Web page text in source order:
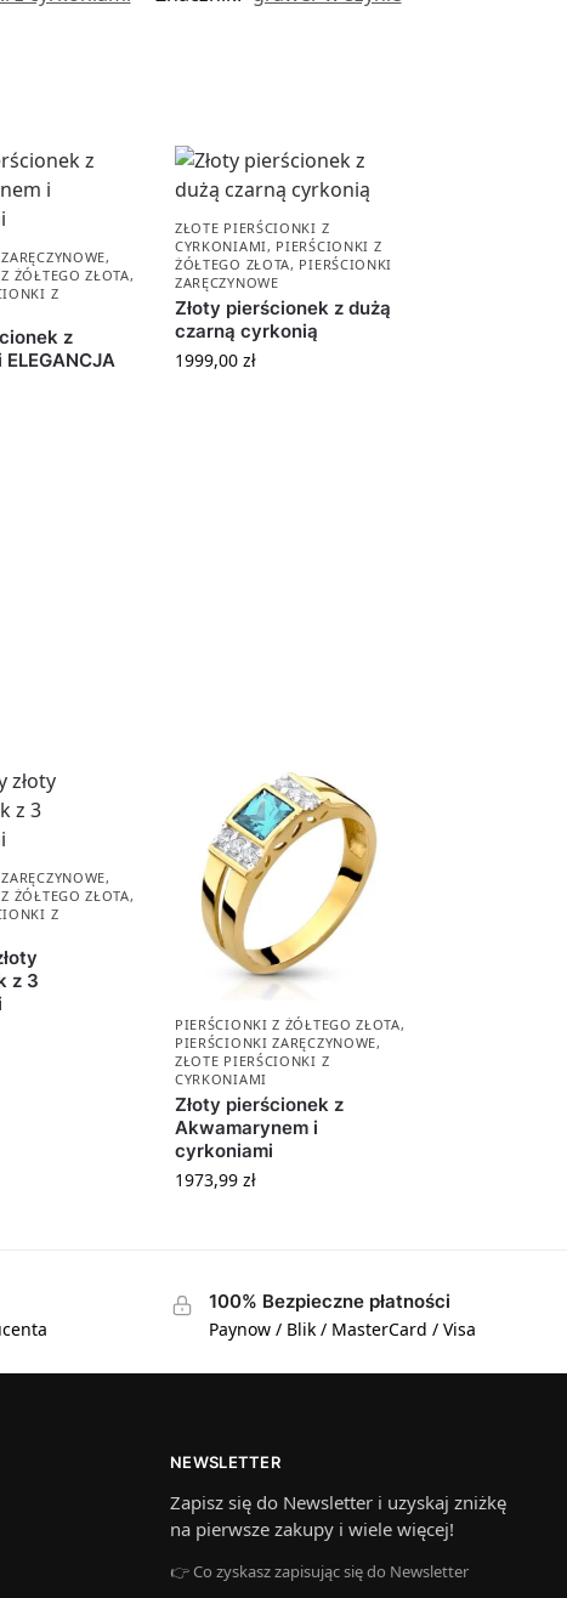
,
ŻÓŁTEGO ZŁOTA,
Z
z
ZŁOTE PIERŚCIONKI Z
CYRKONIAMI, PIERŚCIONKI Z
ŻÓŁTEGO ZŁOTA, PIERŚCIONKI
ZARĘCZYNOWE
Złoty pierścionek z dużą
czarną cyrkonią
1999,00 zł
,
ŻÓŁTEGO ZŁOTA,
Z
z 3
PIERŚCIONKI Z ŻÓŁTEGO ZŁOTA,
PIERŚCIONKI ZARĘCZYNOWE,
ZŁOTE PIERŚCIONKI Z
CYRKONIAMI
Złoty pierścionek z
Akwamarynem i
cyrkoniami
1973,99 zł
100% Bezpieczne płatności
Paynow / Blik / MasterCard / Visa
NEWSLETTER
Zapisz się do Newsletter i uzyskaj zniżkę
na pierwsze zakupy i wiele więcej!
👉 Co zyskasz zapisując się do Newsletter